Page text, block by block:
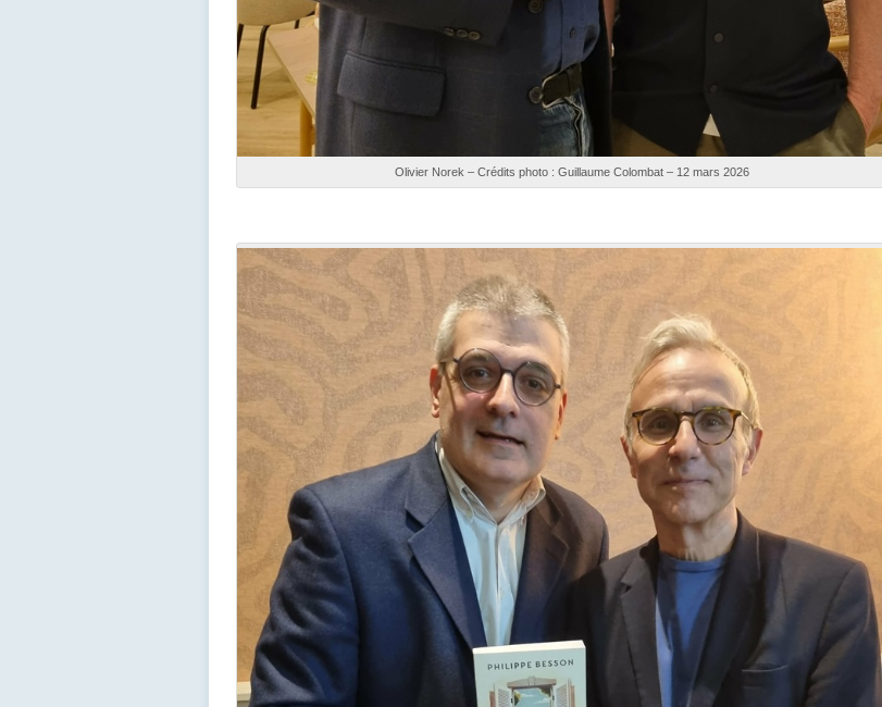
Olivier Norek – Crédits photo : Guillaume Colombat – 12 mars 2026